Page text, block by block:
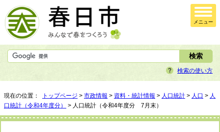
メニュー
検索の使い方
現在の位置： トップページ > 市政情報 > 資料・統計情報 > 人口統計 > 人口 > 人
口統計（令和4年度分）
> 人口統計（令和4年度分 7月末）